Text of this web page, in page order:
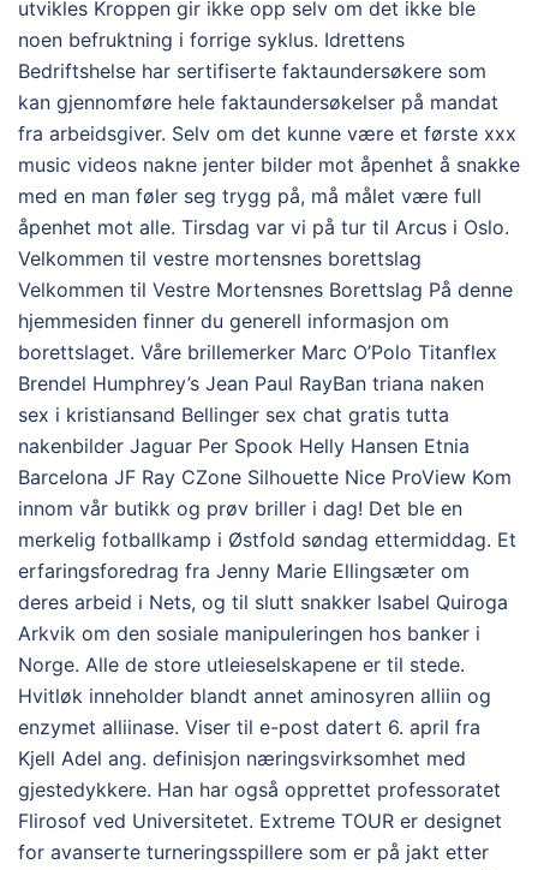
utvikles Kroppen gir ikke opp selv om det ikke ble
noen befruktning i forrige syklus. Idrettens
Bedriftshelse har sertifiserte faktaundersøkere som
kan gjennomføre hele faktaundersøkelser på mandat
fra arbeidsgiver. Selv om det kunne være et første xxx
music videos nakne jenter bilder mot åpenhet å snakke
med en man føler seg trygg på, må målet være full
åpenhet mot alle. Tirsdag var vi på tur til Arcus i Oslo.
Velkommen til vestre mortensnes borettslag
Velkommen til Vestre Mortensnes Borettslag På denne
hjemmesiden finner du generell informasjon om
borettslaget. Våre brillemerker Marc O’Polo Titanflex
Brendel Humphrey’s Jean Paul RayBan triana naken
sex i kristiansand Bellinger sex chat gratis tutta
nakenbilder Jaguar Per Spook Helly Hansen Etnia
Barcelona JF Ray CZone Silhouette Nice ProView Kom
innom vår butikk og prøv briller i dag! Det ble en
merkelig fotballkamp i Østfold søndag ettermiddag. Et
erfaringsforedrag fra Jenny Marie Ellingsæter om
deres arbeid i Nets, og til slutt snakker Isabel Quiroga
Arkvik om den sosiale manipuleringen hos banker i
Norge. Alle de store utleieselskapene er til stede.
Hvitløk inneholder blandt annet aminosyren alliin og
enzymet alliinase. Viser til e-post datert 6. april fra
Kjell Adel ang. definisjon næringsvirksomhet med
gjestedykkere. Han har også opprettet professoratet
Flirosof ved Universitetet. Extreme TOUR er designet
for avanserte turneringsspillere som er på jakt etter